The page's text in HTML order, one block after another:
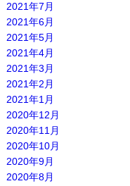
2021年7月
2021年6月
2021年5月
2021年4月
2021年3月
2021年2月
2021年1月
2020年12月
2020年11月
2020年10月
2020年9月
2020年8月